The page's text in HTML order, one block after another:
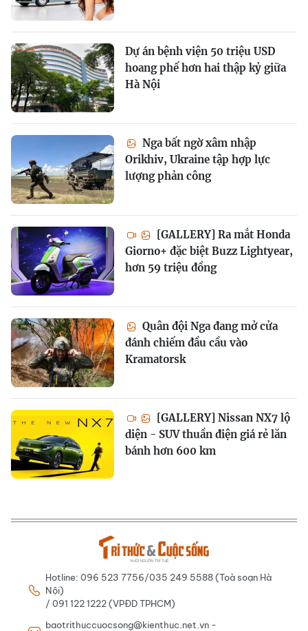
Dự án bệnh viện 50 triệu USD
hoang phế hơn hai thập kỷ giữa
Hà Nội
Nga bất ngờ xâm nhập
Orikhiv, Ukraine tập hợp lực
lượng phản công
[GALLERY] Ra mắt Honda
Giorno+ đặc biệt Buzz Lightyear,
hơn 59 triệu đồng
Quân đội Nga đang mở cửa
đánh chiếm đầu cầu vào
Kramatorsk
[GALLERY] Nissan NX7 lộ
diện - SUV thuần điện giá rẻ lăn
bánh hơn 600 km
Hotline: 096 523 7756/035 249 5588 (Toà soạn Hà
Nội)
/ 091 122 1222 (VPĐD TPHCM)
baotrithuccuocsong@kienthuc.net.vn -